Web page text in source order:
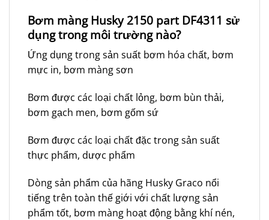
Bơm màng Husky 2150 part DF4311 sử
dụng trong môi trường nào?
Ứng dụng trong sản suất bơm hóa chất, bơm
mực in, bơm màng sơn
Bơm được các loại chất lỏng, bơm bùn thải,
bơm gạch men, bơm gốm sứ
Bơm được các loại chất đặc trong sản suất
thực phẩm, dược phẩm
Dòng sản phẩm của hãng Husky Graco nổi
tiếng trên toàn thế giới với chất lượng sản
phẩm tốt, bơm màng hoạt động bằng khí nén,